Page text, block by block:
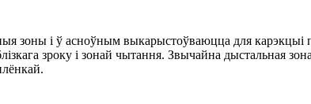
зоны і ў асноўным выкарыстоўваюцца для карэкцыі
зроку і зонай чытання. Звычайна дыстальная